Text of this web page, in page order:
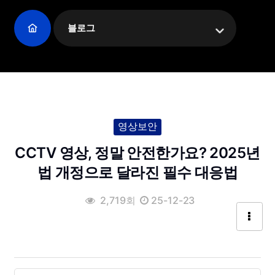
블로그
영상보안
CCTV 영상, 정말 안전한가요? 2025년
법 개정으로 달라진 필수 대응법
2,719회 25-12-23